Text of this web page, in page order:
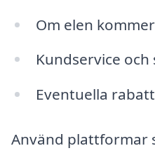
Om elen
Kundservice
Eventuella
Använd plattformar